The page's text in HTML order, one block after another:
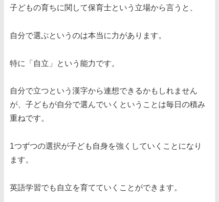
子どもの育ちに関して保育士という立場から言うと、
自分で選ぶというのは本当に力があります。
特に「自立」という能力です。
自分で立つという漢字から連想できるかもしれません
が、子どもが自分で選んでいくということは毎日の積み
重ねです。
1つずつの選択が子ども自身を強くしていくことになり
ます。
英語学習でも自立を育てていくことができます。